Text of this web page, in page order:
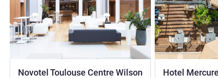
Novotel Toulouse Centre Wilson
Hotel